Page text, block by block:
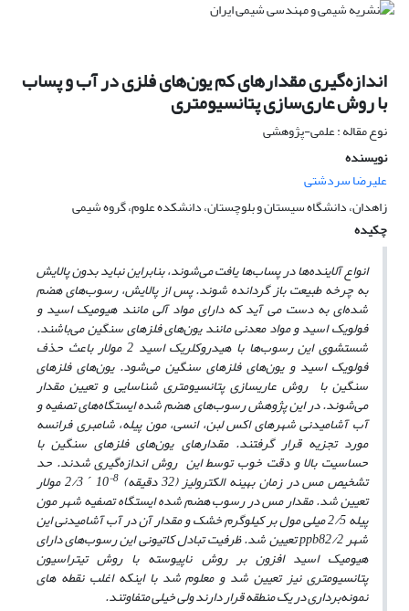
اندازه‌گیری مقدارهای کم یون‌های فلزی در آب و پساب
با روش عاری‌سازی پتانسیومتری
نوع مقاله : علمی-پژوهشی
نویسنده
علیرضا سردشتی
زاهدان، دانشگاه سیستان و بلوچستان، دانشکده علوم، گروه شیمی
چکیده
انواع آلاینده‌ها در پساب‌ها یافت می‌شوند، بنابراین نباید بدون پالایش
به چرخه طبیعت باز گردانده شوند. پس از پالایش، رسوب‌های هضم
شد‌ه‌ای به دست می ‌آید که دارای مواد آلی مانند هیومیک اسید و
فولویک اسید و مواد معدنی مانند یون‌های فلزهای سنگین می‌باشند.
شستشوی این رسوب‌ها با هیدروکلریک اسید 2 مولار باعث حذف
فولویک اسید و یون‌های فلزهای سنگین می‌شود. یون‌های فلزهای
سنگین با روش عاریسازی پتانسیومتری شناسایی و تعیین مقدار
می‌شوند. در این پژوهش رسوب‌های هضم شده ایستگاه‌های تصفیه و
آب آشامیدنی شهرهای اکس لبن، انسی، مون پیله، شامبری فرانسه
مورد تجزیه قرار گرفتند. مقدارهای یون‌های فلزهای سنگین با
حساسیت بالا و دقت خوب توسط این روش اندازه‌گیری شدند. حد
تشخیص مس در زمان بهینه الکترولیز (32 دقیقه) 8-
10
´ 2/3 مولار
تعیین شد. مقدار مس در رسوب هضم شده ایستگاه تصفیه شهر مون
پیله 2/5 میلی مول بر کیلوگرم خشک و مقدار آن در آب آشامیدنی این
شهر ppb82/2 تعیین شد. ظرفیت تبادل کاتیونی این رسوب‌های دارای
هیومیک اسید افزون بر روش ناپیوسته با روش تیتراسیون
پتانسیومتری نیز تعیین شد و معلوم شد با اینکه اغلب نقطه ‌های
نمونه‌برداری در یک منطقه قرار دارند ولی خیلی متفاوتند.